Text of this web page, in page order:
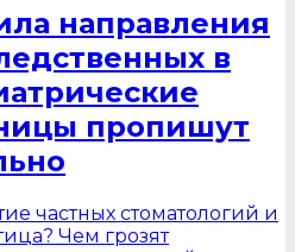
направления
в
пропишут